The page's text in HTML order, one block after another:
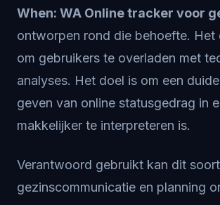
When: WA Online tracker voor
ontworpen rond die behoefte. Het
om gebruikers te overladen met
analyses. Het doel is om een
geven van online statusgedrag in
makkelijker te interpreteren is.
Verantwoord gebruikt kan dit
gezinscommunicatie en planning